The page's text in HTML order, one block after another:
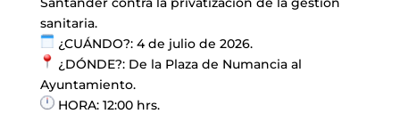
sanitaria.
¿CUÁNDO?: 4 de julio de 2026.
¿DÓNDE?: De la Plaza de Numancia al
Ayuntamiento.
HORA: 12:00 hrs.